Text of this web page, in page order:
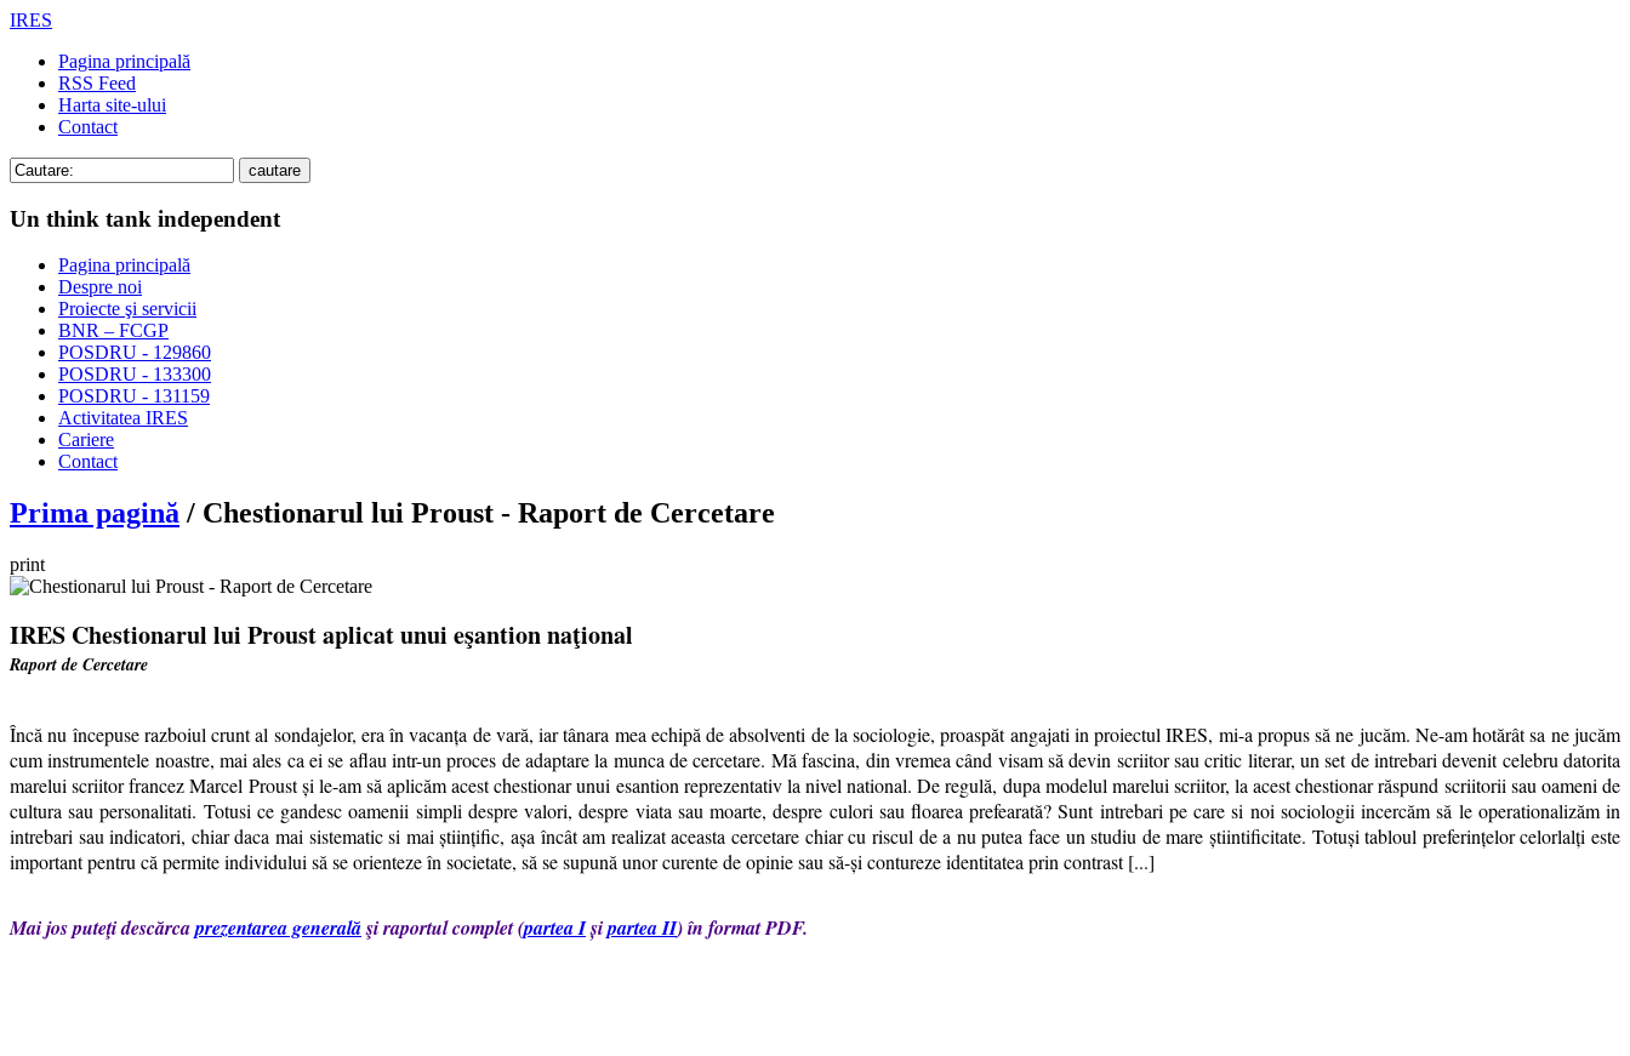
IRES
Pagina principală
RSS Feed
Harta site-ului
Contact
Un think tank independent
Pagina principală
Despre noi
Proiecte şi servicii
BNR – FCGP
POSDRU - 129860
POSDRU - 133300
POSDRU - 131159
Activitatea IRES
Cariere
Contact
Prima pagină / Chestionarul lui Proust - Raport de Cercetare
print
IRES Chestionarul lui Proust aplicat unui eşantion naţional
Raport de Cercetare
Încă nu începuse razboiul crunt al sondajelor, era în vacanța de vară, iar tânara mea echipă de absolventi de la sociologie, proaspăt angajati in proiectul IRES, mi-a propus să ne jucăm. Ne-am hotărât sa ne jucăm
cum instrumentele noastre, mai ales ca ei se aflau intr-un proces de adaptare la munca de cercetare. Mă fascina, din vremea când visam să devin scriitor sau critic literar, un set de intrebari devenit celebru datorita
marelui scriitor francez Marcel Proust și le-am să aplicăm acest chestionar unui esantion reprezentativ la nivel national. De regulă, dupa modelul marelui scriitor, la acest chestionar răspund scriitorii sau oameni de
cultura sau personalitati. Totusi ce gandesc oamenii simpli despre valori, despre viata sau moarte, despre culori sau floarea prefearată? Sunt intrebari pe care si noi sociologii incercăm să le operationalizăm in
intrebari sau indicatori, chiar daca mai sistematic si mai științific, așa încât am realizat aceasta cercetare chiar cu riscul de a nu putea face un studiu de mare știintificitate. Totuși tabloul preferințelor celorlalți este
important pentru că permite individului să se orienteze în societate, să se supună unor curente de opinie sau să-și contureze identitatea prin contrast [...]
Mai jos puteţi descărcaprezentarea generalăşi raportul complet (partea Ișipartea II) în format PDF.